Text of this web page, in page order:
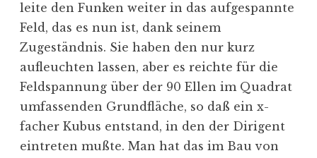
leite den Funken weiter in das aufgespannte
Feld, das es nun ist, dank seinem
Zugeständnis. Sie haben den nur kurz
aufleuchten lassen, aber es reichte für die
Feldspannung über der 90 Ellen im Quadrat
umfassenden Grundfläche, so daß ein x-
facher Kubus entstand, in den der Dirigent
eintreten mußte. Man hat das im Bau von